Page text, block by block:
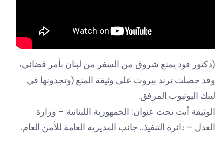
(دكتور فود يمنع شروق من السفر من لبنان بأمر قضائي،
وقد حصلت ترند بيروت على وثيقة المنع (وتجدونها في
لينك اليوتيوب المرفق.
الوثيقة أتت تحت عنوان: الجمهورية اللبنانية – وزارة
العدل – دائرة التنفيذ.. جانب المديرية العامة للأمن العام.